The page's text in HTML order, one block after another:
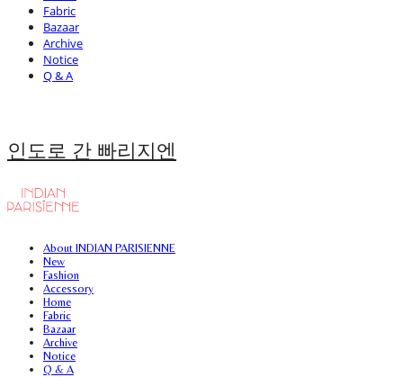
Fabric
Bazaar
Archive
Notice
Q & A
인도로 간 빠리지엔
About INDIAN PARISIENNE
New
Fashion
Accessory
Home
Fabric
Bazaar
Archive
Notice
Q & A